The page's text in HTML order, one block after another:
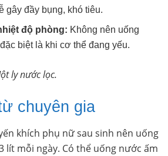
gây đầy bụng, khó tiêu.
độ phòng: Không nên uống
biệt là khi cơ thể đang yếu.
ly nước lọc.
chuyên gia
khích phụ nữ sau sinh nên uống
lít mỗi ngày. Có thể uống nước ấm